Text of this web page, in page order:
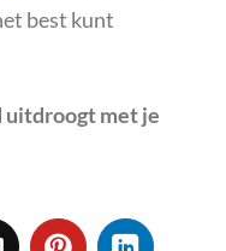
best kunt
uitdroogtmet je